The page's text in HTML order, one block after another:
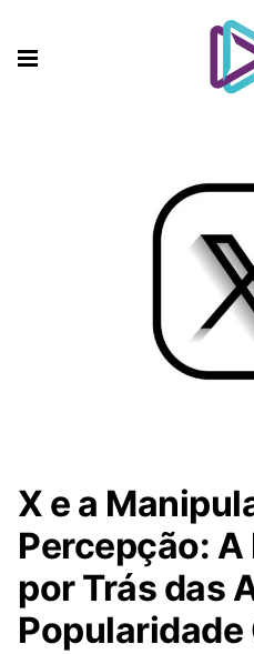
X e a
Percepção:
por Trás das
Popularidade